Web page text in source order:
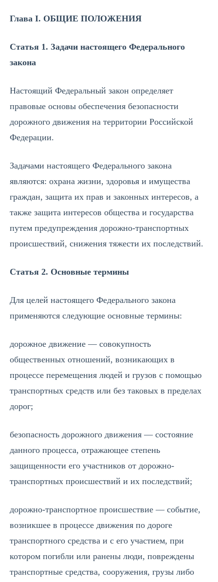
Глава I. ОБЩИЕ ПОЛОЖЕНИЯ
Статья 1. Задачи настоящего Федерального
закона
Настоящий Федеральный закон определяет
правовые основы обеспечения безопасности
дорожного движения на территории Российской
Федерации.
Задачами настоящего Федерального закона
являются: охрана жизни, здоровья и имущества
граждан, защита их прав и законных интересов, а
также защита интересов общества и государства
путем предупреждения дорожно-транспортных
происшествий, снижения тяжести их последствий.
Статья 2. Основные термины
Для целей настоящего Федерального закона
применяются следующие основные термины:
дорожное движение — совокупность
общественных отношений, возникающих в
процессе перемещения людей и грузов с помощью
транспортных средств или без таковых в пределах
дорог;
безопасность дорожного движения — состояние
данного процесса, отражающее степень
защищенности его участников от дорожно-
транспортных происшествий и их последствий;
дорожно-транспортное происшествие — событие,
возникшее в процессе движения по дороге
транспортного средства и с его участием, при
котором погибли или ранены люди, повреждены
транспортные средства, сооружения, грузы либо